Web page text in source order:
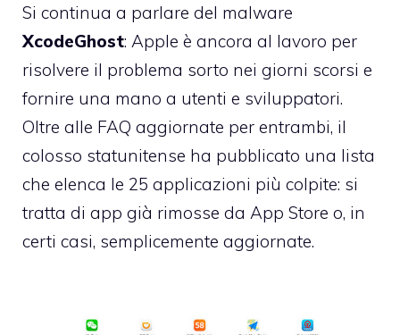
Si continua a parlare del malware
XcodeGhost: Apple è ancora al lavoro per
risolvere il problema sorto nei giorni scorsi e
fornire una mano a utenti e sviluppatori.
Oltre alle FAQ aggiornate per entrambi, il
colosso statunitense ha pubblicato una lista
che elenca le 25 applicazioni più colpite: si
tratta di app già rimosse da App Store o, in
certi casi, semplicemente aggiornate.